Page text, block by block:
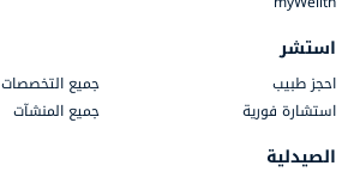
استشر
احجز طبيب
جميع التخصصات
استشارة فورية
جميع المنشآت
الصيدلية